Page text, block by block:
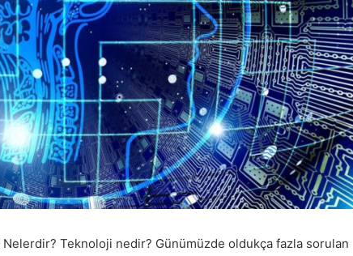
Teknoloji nedir? Günümüzde oldukça fazla sorulan